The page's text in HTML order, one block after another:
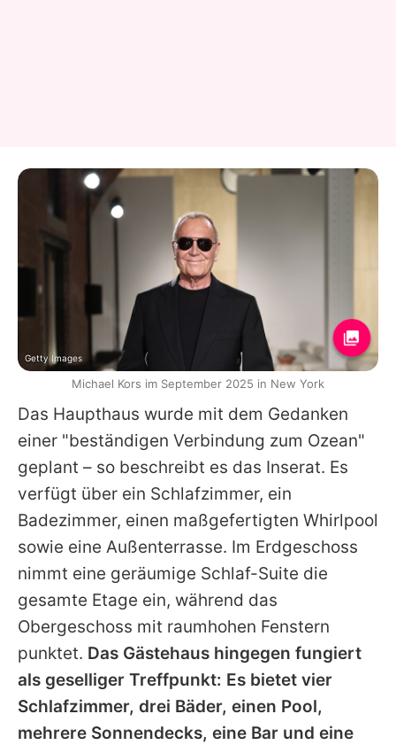
Das Haupthaus wurde mit dem Gedanken
einer "beständigen Verbindung zum Ozean"
geplant – so beschreibt es das Inserat. Es
verfügt über ein Schlafzimmer, ein
Badezimmer, einen maßgefertigten Whirlpool
sowie eine Außenterrasse. Im Erdgeschoss
nimmt eine geräumige Schlaf-Suite die
gesamte Etage ein, während das
Obergeschoss mit raumhohen Fenstern
punktet. Das Gästehaus hingegen fungiert
als geselliger Treffpunkt: Es bietet vier
Schlafzimmer, drei Bäder, einen Pool,
mehrere Sonnendecks, eine Bar und eine
Getty Images
Michael Kors im September 2025 in New York